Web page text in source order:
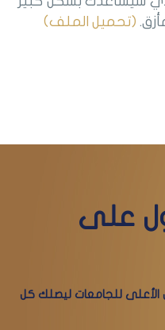
(تحميل الملف)
على
الأعلى للجامعات ليصلك كل